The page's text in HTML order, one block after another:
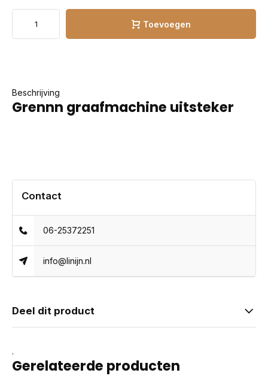
Toevoegen
Beschrijving
Grennn graafmachine uitsteker
Contact
06-25372251
info@linijn.nl
Deel dit product
.
Gerelateerde producten